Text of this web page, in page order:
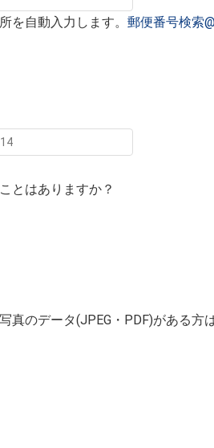
を自動入力します。 郵便番号検索
とはありますか？
真のデータ(JPEG・PDF)がある方